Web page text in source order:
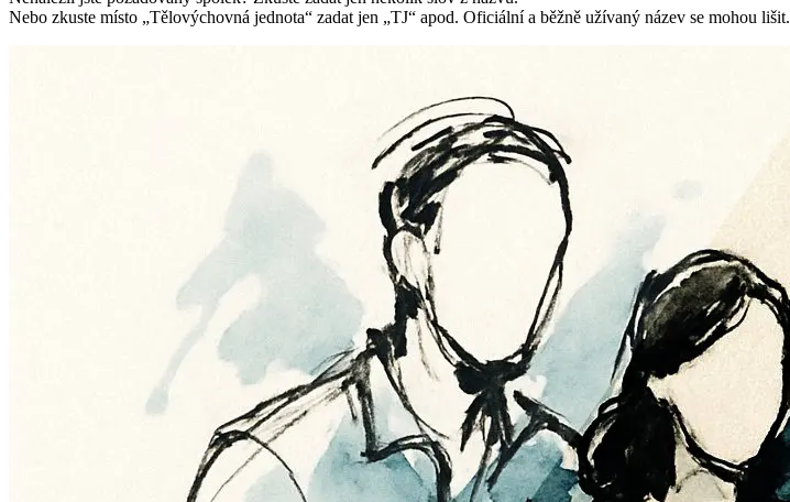
Nebo zkuste místo „Tělovýchovná jednota“ zadat jen „TJ“ apod. Oficiální a běžně užívaný název se mohou lišit.